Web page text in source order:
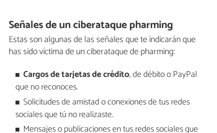
Señales de un ciberataque pharming
Estas son algunas de las señales que te indicarán que
has sido víctima de un ciberataque de pharming:
Cargos de tarjetas de crédito, de débito o PayPal
que no reconoces.
Solicitudes de amistad o conexiones de tus redes
sociales que tú no realizaste.
Mensajes o publicaciones en tus redes sociales que